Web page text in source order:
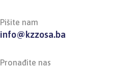
Pišite nam
info@kzzosa.ba
Pronađite nas